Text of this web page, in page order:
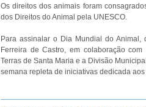
Os direitos dos animais foram
dos Direitos do Animal pela UNESCO.
Para assinalar o Dia Mundial do
Ferreira de Castro, em colaboração
Terras de Santa Maria e a Divisão
semana repleta de iniciativas dedicada